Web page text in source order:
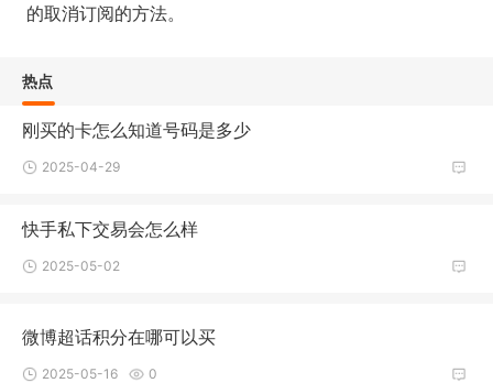
的取消订阅的方法。
热点
刚买的卡怎么知道号码是多少
2025-04-29
快手私下交易会怎么样
2025-05-02
微博超话积分在哪可以买
2025-05-16 0